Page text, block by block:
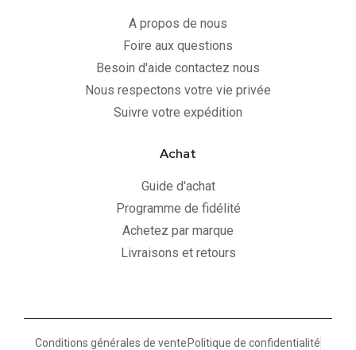
A propos de nous
Foire aux questions
Besoin d'aide contactez nous
Nous respectons votre vie privée
Suivre votre expédition
Achat
Guide d'achat
Programme de fidélité
Achetez par marque
Livraisons et retours
Conditions générales de vente Politique de confidentialité